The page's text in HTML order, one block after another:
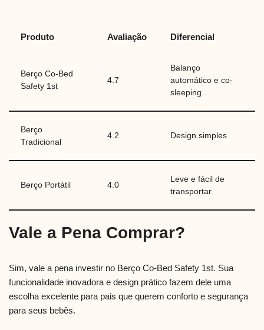
Produto Avaliação Diferencial
Berço Co-Bed
Safety 1st
4.7
Balanço
automático e co-
sleeping
Berço
Tradicional
4.2 Design simples
Berço Portátil 4.0
Leve e fácil de
transportar
Vale a Pena Comprar?
Sim, vale a pena investir no Berço Co-Bed Safety 1st. Sua
funcionalidade inovadora e design prático fazem dele uma
escolha excelente para pais que querem conforto e segurança
para seus bebês.